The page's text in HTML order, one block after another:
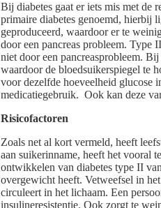
Bij diabetes gaat er iets mis met de
primaire diabetes genoemd, hierbij
geproduceerd, waardoor er te
door een pancreas probleem. Type
niet door een pancreasprobleem.
waardoor de bloedsuikerspiegel te
voor dezelfde hoeveelheid glucose
medicatiegebruik. Ook kan deze
Risicofactoren
Zoals net al kort vermeld, heeft
aan suikerinname, heeft het vooral
ontwikkelen van diabetes type II
overgewicht heeft. Vetweefsel in
circuleert in het lichaam. Een
insulineresistentie. Ook zorgt te